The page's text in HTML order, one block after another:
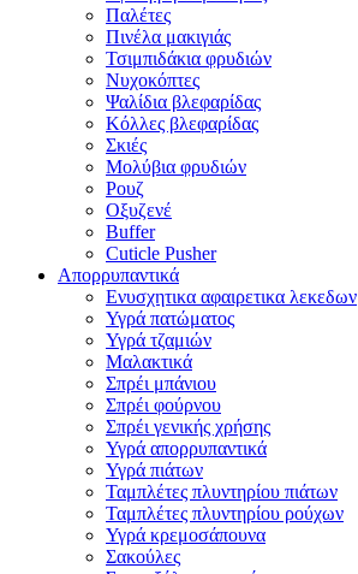
Παλέτες
Πινέλα μακιγιάς
Τσιμπιδάκια φρυδιών
Νυχοκόπτες
Ψαλίδια βλεφαρίδας
Κόλλες βλεφαρίδας
Σκιές
Μολύβια φρυδιών
Ρουζ
Οξυζενέ
Buffer
Cuticle Pusher
Απορρυπαντικά
Eνυσχητικα αφαιρετικα λεκεδων
Υγρά πατώματος
Υγρά τζαμιών
Μαλακτικά
Σπρέι μπάνιου
Σπρέι φούρνου
Σπρέι γενικής χρήσης
Υγρά απορρυπαντικά
Υγρά πιάτων
Ταμπλέτες πλυντηρίου πιάτων
Ταμπλέτες πλυντηρίου ρούχων
Υγρά κρεμοσάπουνα
Σακούλες